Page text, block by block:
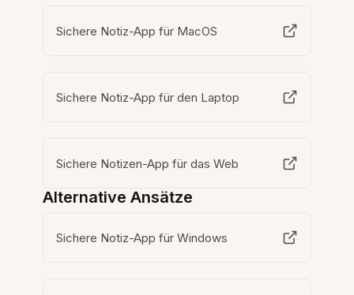
Sichere Notiz-App für MacOS
Sichere Notiz-App für den Laptop
Sichere Notizen-App für das Web
Alternative Ansätze
Sichere Notiz-App für Windows